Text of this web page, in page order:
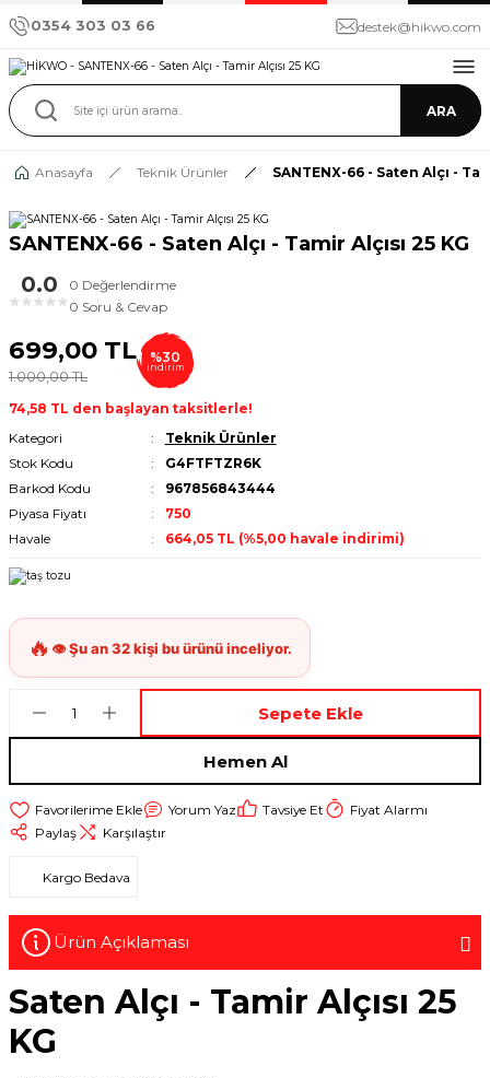
0354 303 03 66 destek@hikwo.com
ARA
Anasayfa Teknik Ürünler SANTENX-66 - Saten Alçı -
SANTENX-66 - Saten Alçı - Tamir Alçısı 25 KG
0.0
★ ★ ★ ★ ★
0 Değerlendirme
0 Soru & Cevap
699,00 TL
1.000,00 TL
%30
indirim
74,58 TL den başlayan taksitlerle!
Kategori
Teknik Ürünler
Stok Kodu
G4FTFTZR6K
Barkod Kodu
967856843444
Piyasa Fiyatı
750
Havale
664,05 TL (%5,00 havale indirimi)
Sepete Ekle
Hemen Al
Yorum Yaz Tavsiye Et
Fiyat Alarmı
Paylaş
Karşılaştır
Kargo Bedava
Ürün Açıklaması
Saten Alçı - Tamir Alçısı 25
KG